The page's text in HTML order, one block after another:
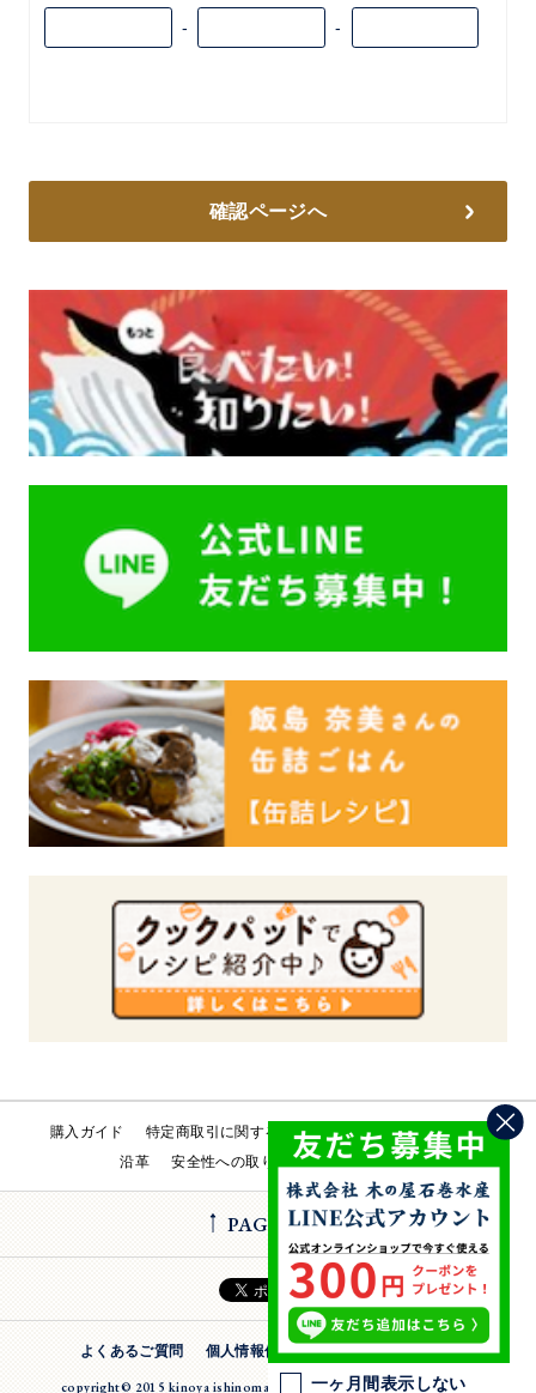
一ヶ月間表示しない
- -
確認ページへ
購入ガイド 特定商取引に関する法律 会社概要
工場直売所
沿革
安全性への取り組み お問い合わせ
PAGE TOP
よくあるご質問 個人情報保護方針 法人のお客様
copyright© 2015 kinoya ishinomaki suisan inc. All Rights Reserverd